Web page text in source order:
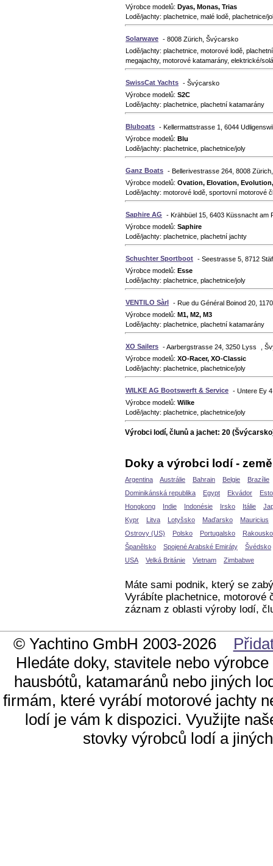
Výrobce modelů: Dyas, Monas, Trias
Lodě/jachty: plachetnice, malé lodě, plachetnice/
Solarwave - 8008 Zürich, Švýcarsko
Lodě/jachty: plachetnice, motorové lodě,
megajachty, motorové katamarány, elektrické/
SwissCat Yachts - Švýcarsko
Výrobce modelů: S2C
Lodě/jachty: plachetnice, plachetní katamarány
Bluboats - Kellermattstrasse 1, 6044
Výrobce modelů: Blu
Lodě/jachty: plachetnice, plachetnice/joly
Ganz Boats - Bellerivestrasse 264, 8008
Výrobce modelů: Ovation, Elovation,
Lodě/jachty: motorové lodě, sportovní motorové
Saphire AG
- Krähbüel 15, 6403 Küssnacht am
Výrobce modelů: Saphire
Lodě/jachty: plachetnice, plachetní jachty
Schuchter Sportboot - Seestrasse 5, 8712
Výrobce modelů: Esse
Lodě/jachty: plachetnice, plachetnice/joly
VENTILO Sàrl - Rue du Général Boinod 20,
Výrobce modelů: M1, M2, M3
Lodě/jachty: plachetnice, plachetní katamarány
XO Sailers - Aarbergstrasse 24, 3250 Lyss ,
Výrobce modelů: XO-Racer, XO-Classic
Lodě/jachty: plachetnice, plachetnice/joly
WILKE AG Bootswerft & Service - Untere Ey
Výrobce modelů: Wilke
Lodě/jachty: plachetnice, plachetnice/joly
Výrobci lodí, člunů a jachet: 20
Doky a výrobci lodí - země
Argentina Austrálie Bahrain Belgie
Brazílie
Dominikánská republika
Egypt Ekvádor
Hongkong
Indie Indonésie Irsko Itálie
Kypr
Litva Lotyšsko Maďarsko
Mauricius
Ostrovy (US)
Polsko Portugalsko
Rakousko
Španělsko
Spojené Arabské Emiráty
Švédsko
USA
Velká Británie Vietnam Zimbabwe
Máte sami podnik, který se
Vyrábíte plachetnice, motorové
záznam z oblasti výroby lodí,
© Yachtino GmbH 2003-2026
Hledáte doky, stavitele nebo
hausbótů, katamaránů nebo jiných
firmám, které vyrábí motorové jachty
lodí je vám k dispozici. Využijte
stovky výrobců lodí a